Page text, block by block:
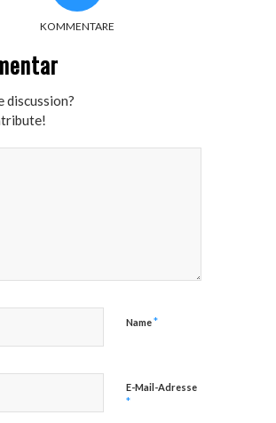
KOMMENTARE
discussion?
Name*
E-Mail-Adresse
*